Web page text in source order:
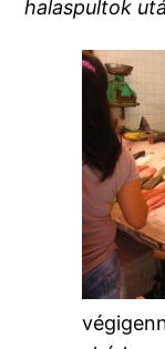
halaspultok